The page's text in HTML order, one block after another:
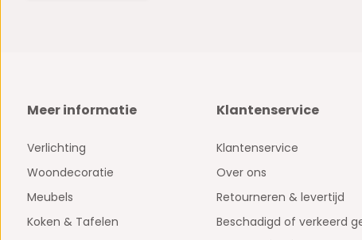
Meer informatie
Verlichting
Woondecoratie
Meubels
Koken & Tafelen
Klantenservice
Klantenservice
Over ons
Retourneren & levertijd
Beschadigd of verkeerd